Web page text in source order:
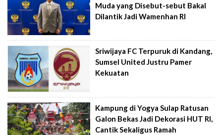
Muda yang Disebut-sebut Bakal
Dilantik Jadi Wamenhan RI
Sriwijaya FC Terpuruk di Kandang,
Sumsel United Justru Pamer
Kekuatan
Kampung di Yogya Sulap Ratusan
Galon Bekas Jadi Dekorasi HUT RI,
Cantik Sekaligus Ramah